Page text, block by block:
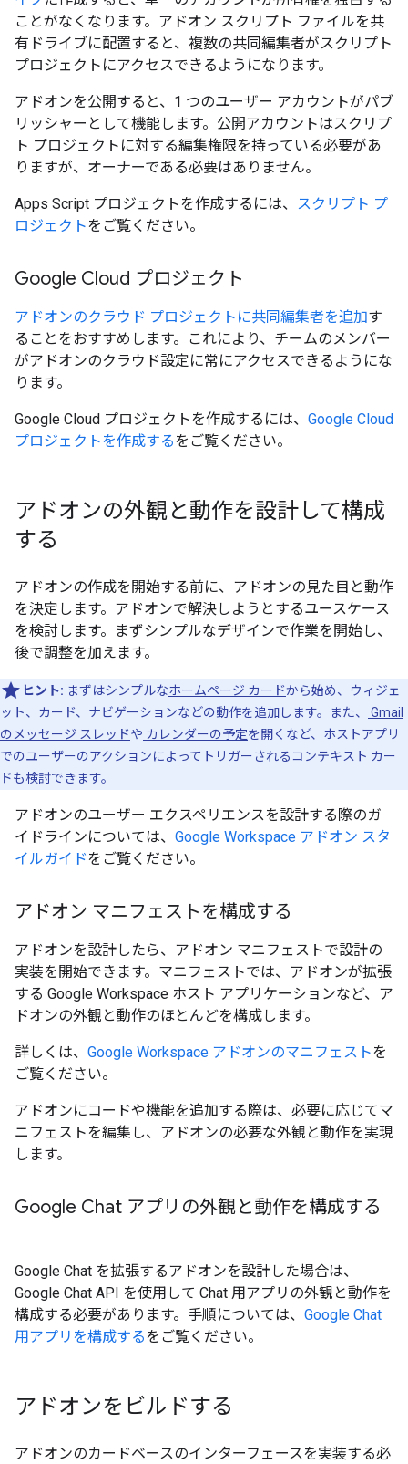
ことがなくなります。アドオン スクリプト ファイルを共
有ドライブに配置すると、複数の共同編集者がスクリプト
プロジェクトにアクセスできるようになります。
アドオンを公開すると、1 つのユーザー アカウントがパブ
リッシャーとして機能します。公開アカウントはスクリプ
ト プロジェクトに対する編集権限を持っている必要があ
りますが、オーナーである必要はありません。
Apps Script プロジェクトを作成するには、 スクリプト プ
ロジェクトをご覧ください。
Google Cloud プロジェクト
アドオンのクラウド プロジェクトに共同編集者を追加す
ることをおすすめします。これにより、チームのメンバー
がアドオンのクラウド設定に常にアクセスできるようにな
ります。
Google Cloud プロジェクトを作成するには、 Google Cloud
プロジェクトを作成するをご覧ください。
アドオンの外観と動作を設計して構成
する
アドオンの作成を開始する前に、アドオンの見た目と動作
を決定します。アドオンで解決しようとするユースケース
を検討します。まずシンプルなデザインで作業を開始し、
後で調整を加えます。
ヒント: まずはシンプルなホームページ カードから始め、ウィジェ
ット、カード、ナビゲーションなどの動作を追加します。また、
Gmail
のメッセージ スレッドや カレンダーの予定を開くなど、ホストアプリ
でのユーザーのアクションによってトリガーされるコンテキスト カー
ドも検討できます。
アドオンのユーザー エクスペリエンスを設計する際のガ
イドラインについては、 Google Workspace アドオン スタ
イルガイドをご覧ください。
アドオン マニフェストを構成する
アドオンを設計したら、アドオン マニフェストで設計の
実装を開始できます。マニフェストでは、アドオンが拡張
する Google Workspace ホスト アプリケーションなど、ア
ドオンの外観と動作のほとんどを構成します。
詳しくは、 Google Workspace アドオンのマニフェストを
ご覧ください。
アドオンにコードや機能を追加する際は、必要に応じてマ
ニフェストを編集し、アドオンの必要な外観と動作を実現
します。
Google Chat アプリの外観と動作を構成する
Google Chat を拡張するアドオンを設計した場合は、
Google Chat API を使用して Chat 用アプリの外観と動作を
構成する必要があります。手順については、 Google Chat
用アプリを構成するをご覧ください。
アドオンをビルドする
アドオンのカードベースのインターフェースを実装する必